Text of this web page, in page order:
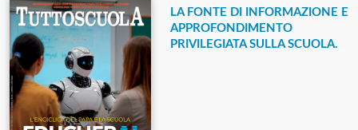
LA FONTE DI INFORMAZIONE E
APPROFONDIMENTO
PRIVILEGIATA SULLA SCUOLA.